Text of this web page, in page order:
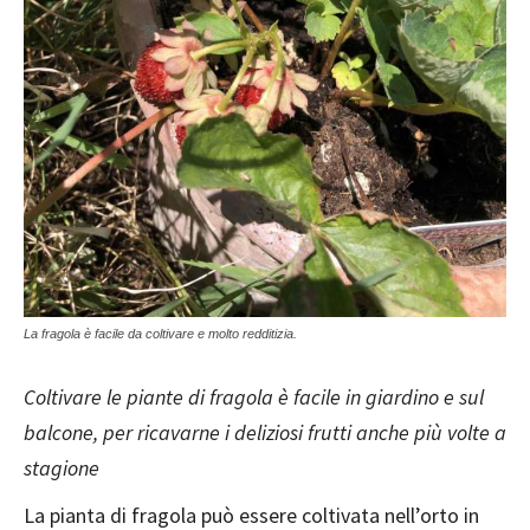
La fragola è facile da coltivare e molto redditizia.
Coltivare le piante di fragola è facile in giardino e sul
balcone, per ricavarne i deliziosi frutti anche più volte a
stagione
La pianta di fragola può essere coltivata nell’orto in